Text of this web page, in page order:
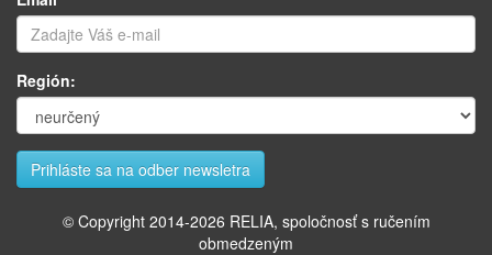
Región:
© Copyright 2014-2026 RELIA, spoločnosť s ručením
obmedzeným